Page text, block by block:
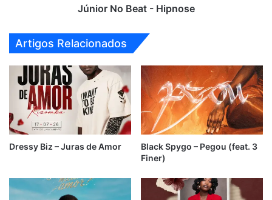
Júnior No Beat - Hipnose
Artigos Relacionados
Dressy Biz – Juras de Amor
Black Spygo – Pegou (feat. 3
Finer)